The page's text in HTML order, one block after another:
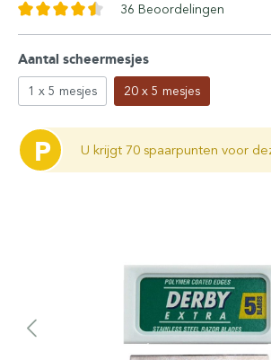
36 Beoordelingen
Aantal scheermesjes
1 x 5 mesjes 20 x 5 mesjes
P U krijgt 70 spaarpunten voor